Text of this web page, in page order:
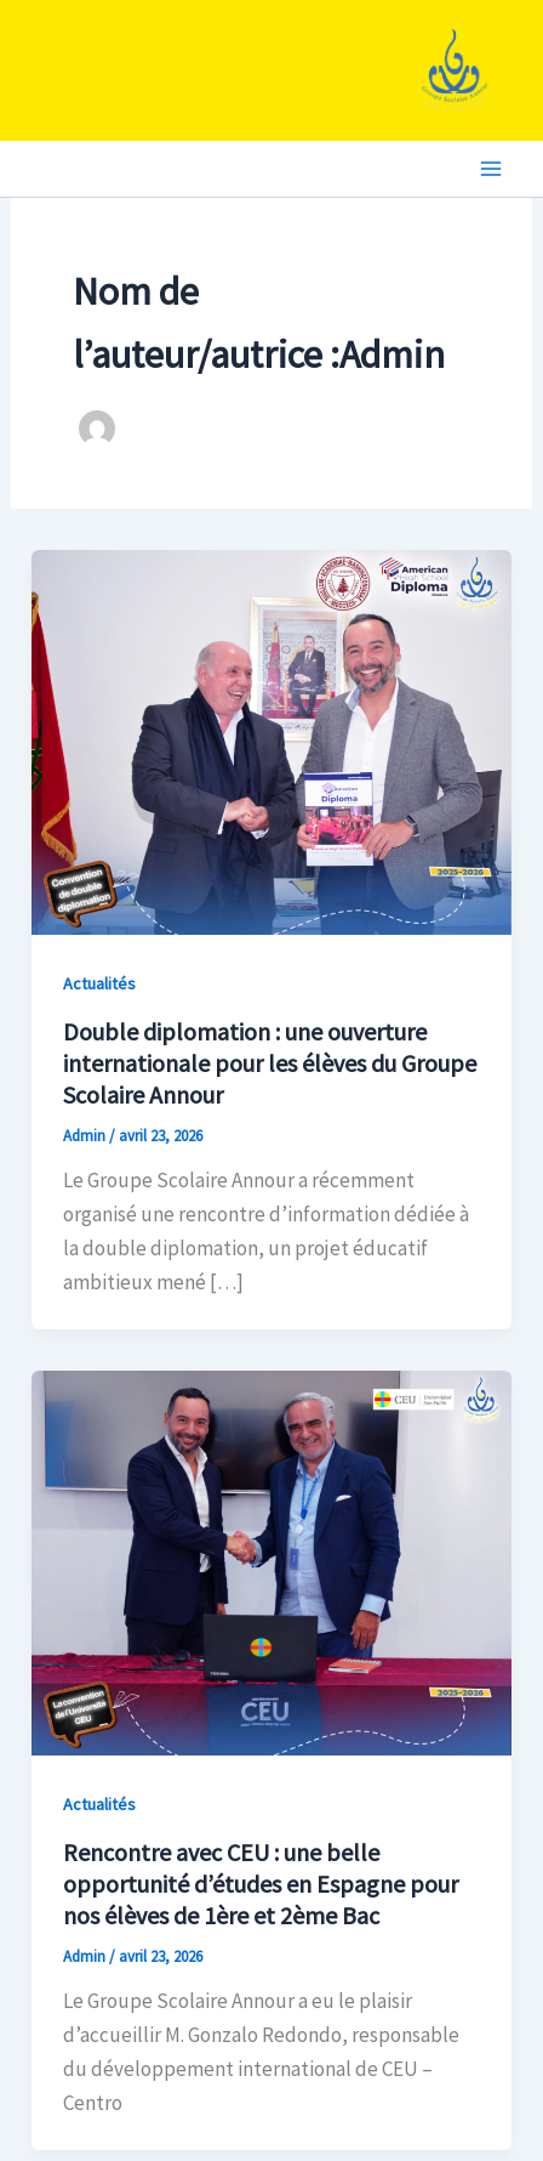
Nom de
l’auteur/autrice :Admin
Actualités
Double diplomation : une ouverture
internationale pour les élèves du Groupe
Scolaire Annour
Admin/ avril 23, 2026
Le Groupe Scolaire Annour a récemment
organisé une rencontre d’information dédiée à
la double diplomation, un projet éducatif
ambitieux mené […]
Actualités
Rencontre avec CEU : une belle
opportunité d’études en Espagne pour
nos élèves de 1ère et 2ème Bac
Admin/ avril 23, 2026
Le Groupe Scolaire Annour a eu le plaisir
d’accueillir M. Gonzalo Redondo, responsable
du développement international de CEU –
Centro